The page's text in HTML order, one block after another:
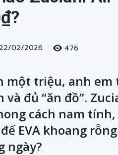
22/02/2026 476
một triệu, anh
đủ “ăn đồ”.
cách nam
EVA khoang
ngày?